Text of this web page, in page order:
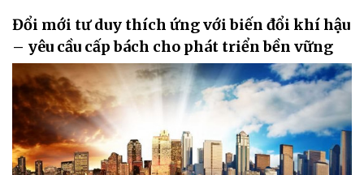
Đổi mới tư duy thích ứng với biến đổi khí hậu
– yêu cầu cấp bách cho phát triển bền vững